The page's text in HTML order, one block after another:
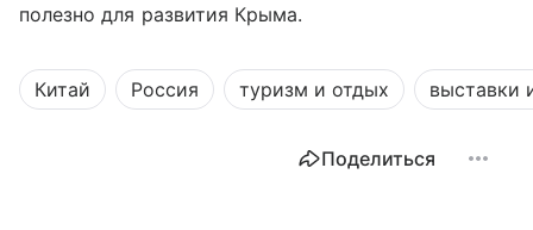
полезно для развития Крыма.
Китай Россия туризм и отдых выставки
Поделиться